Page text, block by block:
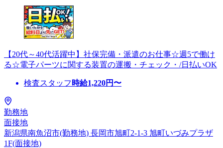
【20代～40代活躍中】社保完備・派遣のお仕事☆週5で働け
る☆電子パーツに関する装置の運搬・チェック・/日払いOK
検査スタッフ 時給1,220円〜
勤務地
面接地
新潟県南魚沼市(勤務地) 長岡市旭町2-1-3 旭町いづみプラザ
1F(面接地)